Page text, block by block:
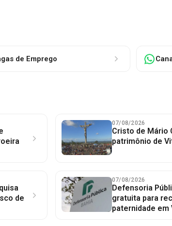
de Emprego
07/08/2026
Cristo de Mário
patrimônio de
de
07/08/2026
Defensoria
gratuita para
paternidade em